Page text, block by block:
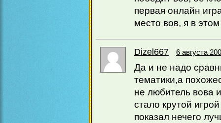
первая онлайн
место вов, я в
Dizel667 6 августа
Да и не надо
тематики,а
не любитель вова
стало крутой
показал нечего